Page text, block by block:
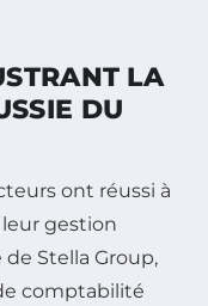
LA
DU
ont réussi à
gestion
Stella Group,
comptabilité